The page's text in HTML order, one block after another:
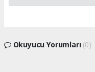
Okuyucu Yorumları (0)